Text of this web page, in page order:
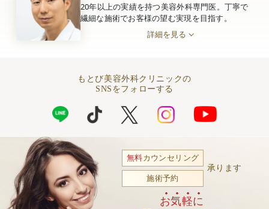
20年以上の実績を持つ美容外科専門医。丁寧で
繊細な施術でお客様の望む実現を目指す。
詳細を見る
もとび美容外科クリニックの
SNSをフォローする
無料カウンセリング
施術予約
承ります
お気軽に